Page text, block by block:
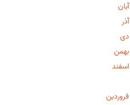
آبان
آذر
دی
بهمن
اسفند
فروردین